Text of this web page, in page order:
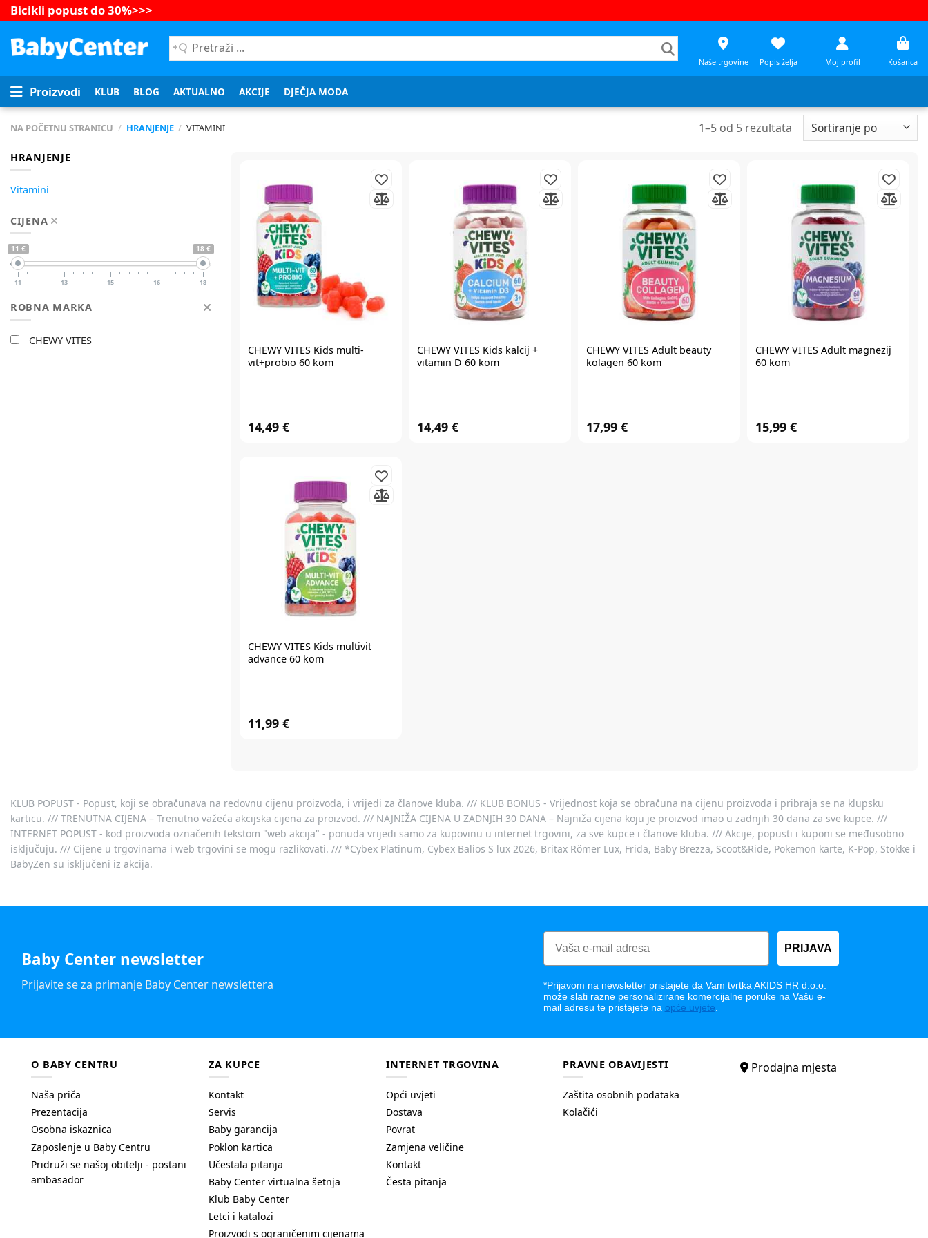
Bicikli popust do 30%>>>
Pretraži
...
Naše trgovine Popis želja Moj profil Košarica
Proizvodi KLUB BLOG AKTUALNO AKCIJE DJEČJA MODA
NA POČETNU STRANICU / HRANJENJE / VITAMINI 1–5od 5rezultata
HRANJENJE
Vitamini
CIJENA
11 € 18 €
11 13 15 16 18
ROBNA MARKA
CHEWY VITES
CHEWY VITES Kids multi-
vit+probio 60 kom
14,49 €
CHEWY VITES Kids kalcij +
vitamin D 60 kom
14,49 €
CHEWY VITES Adult beauty
kolagen 60 kom
17,99 €
CHEWY VITES Adult magnezij
60 kom
15,99 €
CHEWY VITES Kids multivit
advance 60 kom
11,99 €
KLUB POPUST - Popust, koji se obračunava na redovnu cijenu proizvoda, i vrijedi za članove kluba. /// KLUB BONUS - Vrijednost koja se obračuna na cijenu proizvoda i pribraja se na klupsku
karticu. /// TRENUTNA CIJENA – Trenutno važeća akcijska cijena za proizvod. /// NAJNIŽA CIJENA U ZADNJIH 30 DANA – Najniža cijena koju je proizvod imao u zadnjih 30 dana za sve kupce. ///
INTERNET POPUST - kod proizvoda označenih tekstom "web akcija" - ponuda vrijedi samo za kupovinu u internet trgovini, za sve kupce i članove kluba. /// Akcije, popusti i kuponi se međusobno
isključuju. /// Cijene u trgovinama i web trgovini se mogu razlikovati. /// *Cybex Platinum, Cybex Balios S lux 2026, Britax Römer Lux, Frida, Baby Brezza, Scoot&Ride, Pokemon karte, K-Pop, Stokke i
BabyZen su isključeni iz akcija.
Baby Center newsletter
Prijavite se za primanje Baby Center newslettera
PRIJAVA
*Prijavom na newsletter pristajete da Vam tvrtka AKIDS HR d.o.o.
može slati razne personalizirane komercijalne poruke na Vašu e-
mail adresu te pristajete na opće uvjete
O BABY CENTRU
Naša priča
Prezentacija
Osobna iskaznica
Zaposlenje u Baby Centru
Pridruži se našoj obitelji - postani
ambasador
ZA KUPCE
Kontakt
Servis
Baby garancija
Poklon kartica
Učestala pitanja
Baby Center virtualna šetnja
Klub Baby Center
Letci i katalozi
Proizvodi s ograničenim cijenama
INTERNET TRGOVINA
Opći uvjeti
Dostava
Povrat
Zamjena veličine
Kontakt
Česta pitanja
PRAVNE OBAVIJESTI
Zaštita osobnih podataka
Kolačići
Prodajna mjesta